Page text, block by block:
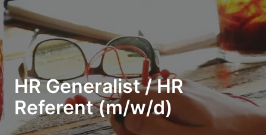
HR Generalist / HR
Referent (m/w/d)